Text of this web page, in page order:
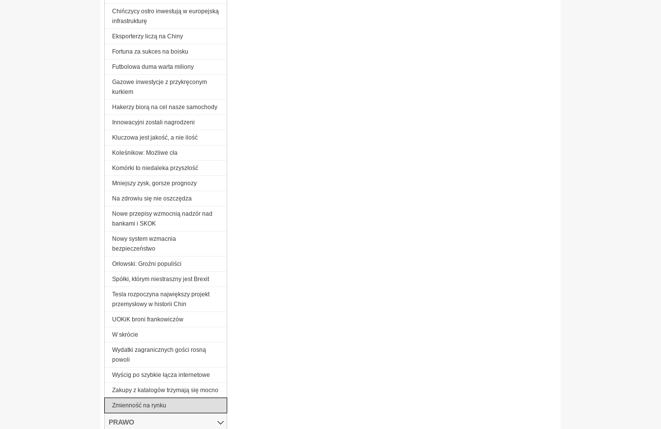
Chińczycy ostro inwestują w europejską
infrastrukturę
Eksporterzy liczą na Chiny
Fortuna za sukces na boisku
Futbolowa duma warta miliony
Gazowe inwestycje z przykręconym
kurkiem
Hakerzy biorą na cel nasze samochody
Innowacyjni zostali nagrodzeni
Kluczowa jest jakość, a nie ilość
Koleśnikow: Możliwe cła
Komórki to niedaleka przyszłość
Mniejszy zysk, gorsze prognozy
Na zdrowiu się nie oszczędza
Nowe przepisy wzmocnią nadzór nad
bankami i SKOK
Nowy system wzmacnia
bezpieczeństwo
Orłowski: Groźni populiści
Spółki, którym niestraszny jest Brexit
Tesla rozpoczyna największy projekt
przemysłowy w historii Chin
UOKiK broni frankowiczów
W skrócie
Wydatki zagranicznych gości rosną
powoli
Wyścig po szybkie łącza internetowe
Zakupy z katalogów trzymają się mocno
Zmienność na rynku
PRAWO